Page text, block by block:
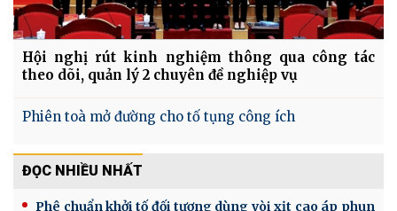
Hội nghị rút kinh nghiệm thông qua công tác
theo dõi, quản lý 2 chuyên đề nghiệp vụ
Phiên toà mở đường cho tố tụng công ích
ĐỌC NHIỀU NHẤT
Phê chuẩn khởi tố đối tượng dùng vòi xịt cao áp phun